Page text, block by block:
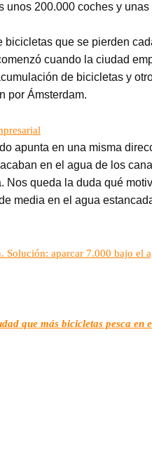
unos 200.000 coches y unas
que se pierden
cuando la ciudad
de bicicletas y
por Ámsterdam.
apunta en una misma
en el agua de los
queda la duda qué
media en el agua
Solución: aparcar 7.000 bajo el
que más bicicletas pesca en